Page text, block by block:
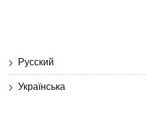
Русский
Українська